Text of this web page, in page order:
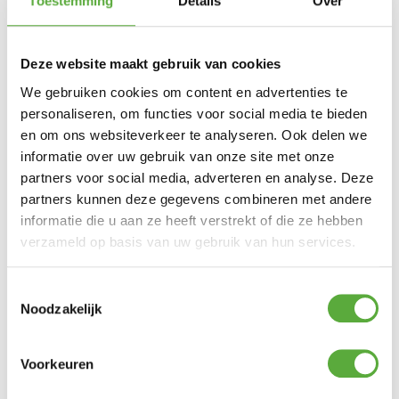
Deze website maakt gebruik van cookies
We gebruiken cookies om content en advertenties te
personaliseren, om functies voor social media te bieden
en om ons websiteverkeer te analyseren. Ook delen we
informatie over uw gebruik van onze site met onze
partners voor social media, adverteren en analyse. Deze
partners kunnen deze gegevens combineren met andere
informatie die u aan ze heeft verstrekt of die ze hebben
verzameld op basis van uw gebruik van hun services.
Noodzakelijk
Voorkeuren
Ultiem Buitenleven prijs:
€49,95
Gratis verzending vanaf €250,-*
Snelle verzending & levering aan huis
Kopersbescherming met Trusted Shops
Uitverkocht
De Polydaun Beach house slaapzak Turquise
buitenstof van Polycotton en binnenstof
van zacht katoen is deze slaapzak prima
Isocraft®-kunstvezelvulling is een ideale
warmte isolatie tot 8 graden gegarandeerd.